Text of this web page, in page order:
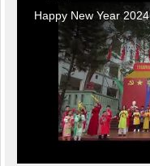
Happy New Year 2024